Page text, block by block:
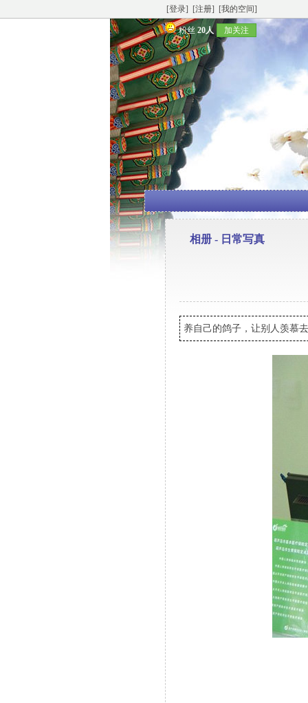
[登录] [注册] [我的空间]
粉丝 20人 加关注
相册 - 日常写真
养自己的鸽子，让别人羡慕